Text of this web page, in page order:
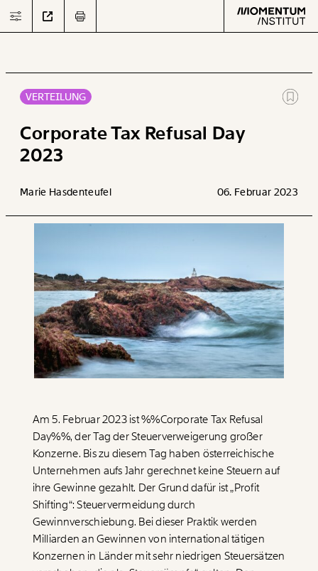
Arbeit
Verteilung
Datensätze
Paper der Woche
Projekte
Kürzungslandkarte
Erbschaftssteuer-Rechner
Arbeitslosenrechner
Care-Rechner
Befristungs-Monitor
Pflegerechner
Parlagram
Über uns
Team
Jahresberichte
Pressebereich
Jobs & Fellowships
second
VERTEILUNG
Corporate Tax Refusal Day
2023
Marie Hasdenteufel 06. Februar 2023
Am 5. Februar 2023 ist%%Corporate Tax Refusal
Day%%, der Tag der Steuerverweigerung großer
Konzerne. Bis zu diesem Tag haben österreichische
Unternehmen aufs Jahr gerechnet keine Steuern auf
ihre Gewinne gezahlt. Der Grund dafür ist „Profit
Shifting“: Steuervermeidung durch
Gewinnverschiebung. Bei dieser Praktik werden
Milliarden an Gewinnen von international tätigen
Konzernen in Länder mit sehr niedrigen Steuersätzen